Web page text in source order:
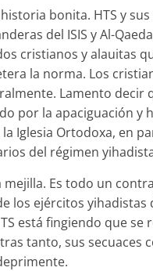
bonita. HTS y
del ISIS y Al-
cristianos y alauitas
la norma. Los
Lamento
por la apaciguación
Iglesia Ortodoxa, en
del régimen
Es todo un
los ejércitos
está fingiendo que
tanto, sus secuaces